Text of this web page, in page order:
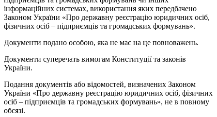
інформаційних системах, використання яких передбачено
Законом України «Про державну реєстрацію юридичних осіб,
фізичних осіб – підприємців та громадських формувань».
Документи подано особою, яка не має на це повноважень.
Документи суперечать вимогам Конституції та законів
України.
Подання документів або відомостей, визначених Законом
України «Про державну реєстрацію юридичних осіб, фізичних
осіб – підприємців та громадських формувань», не в повному
обсязі.